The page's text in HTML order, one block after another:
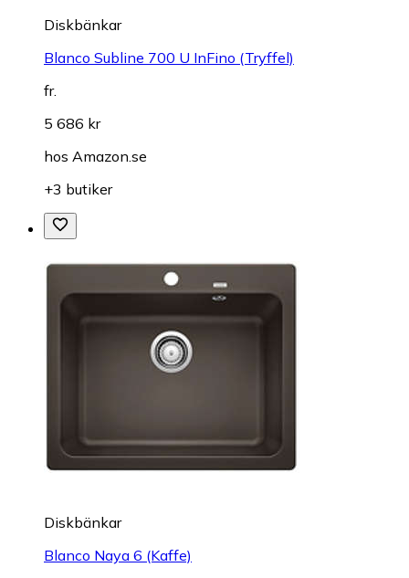
Diskbänkar
Blanco Subline 700 U InFino (Tryffel)
fr.
5 686 kr
hos Amazon.se
+3 butiker
Diskbänkar
Blanco Naya 6 (Kaffe)